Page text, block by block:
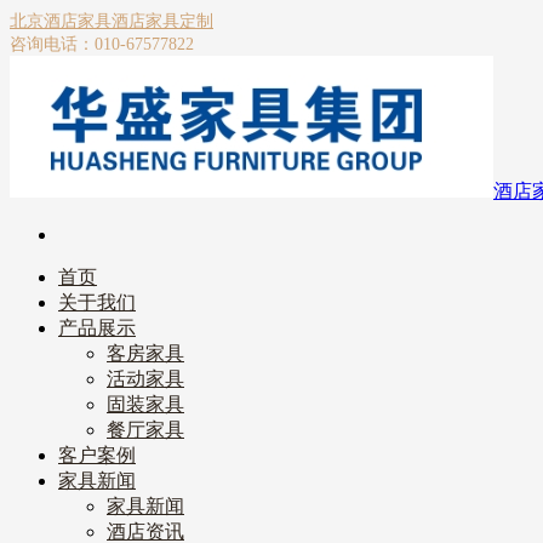
北京酒店家具酒店家具定制
咨询电话：010-67577822
酒店
首页
关于我们
产品展示
客房家具
活动家具
固装家具
餐厅家具
客户案例
家具新闻
家具新闻
酒店资讯